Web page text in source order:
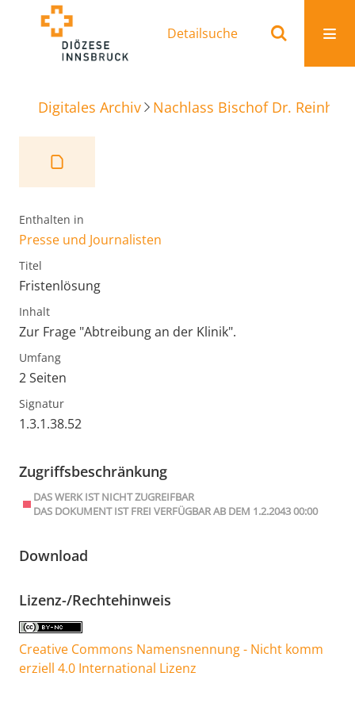
Detailsuche
Digitales Archiv Nachlass Bischof Dr.
Enthalten in
Presse und Journalisten
Titel
Fristenlösung
Inhalt
Zur Frage "Abtreibung an der Klinik".
Umfang
2 Seiten
Signatur
1.3.1.38.52
Zugriffsbeschränkung
DAS WERK IST NICHT ZUGREIFBAR
DAS DOKUMENT IST FREI VERFÜGBAR AB DEM 1.2.2043 00:00
Download
Lizenz-/Rechtehinweis
Creative Commons Namensnennung - Nicht komm
erziell 4.0 International Lizenz